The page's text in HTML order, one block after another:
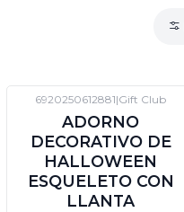
-60%DTO
6920250612881|Gift Club
ADORNO
DECORATIVO DE
HALLOWEEN
ESQUELETO CON
LLANTA